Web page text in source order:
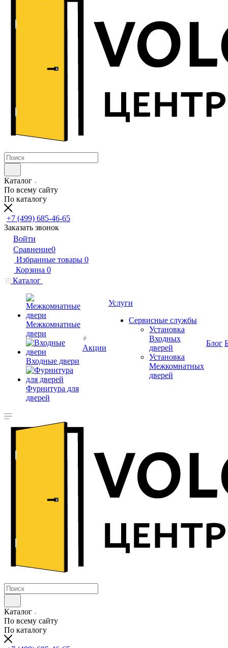
Каталог
По всему сайту
По каталогу
+7 (499) 685-46-65
Заказать звонок
Войти
Сравнение0
Избранные товары 0
Корзина 0
Каталог
Межкомнатные
двери
Входные двери
Фурнитура для
дверей
Акции
Услуги
Сервисные службы
Установка
Входных
дверей
Установка
Межкомнатных
дверей
Блог
Каталог
По всему сайту
По каталогу